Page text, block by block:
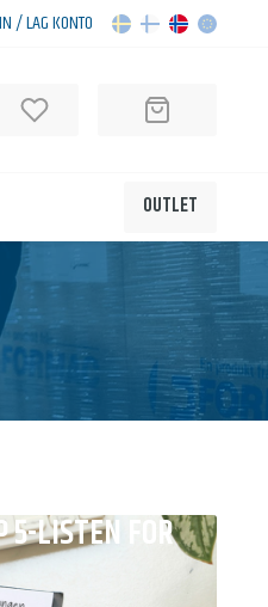
/ LAG KONTO
OUTLET
5-LISTEN FOR